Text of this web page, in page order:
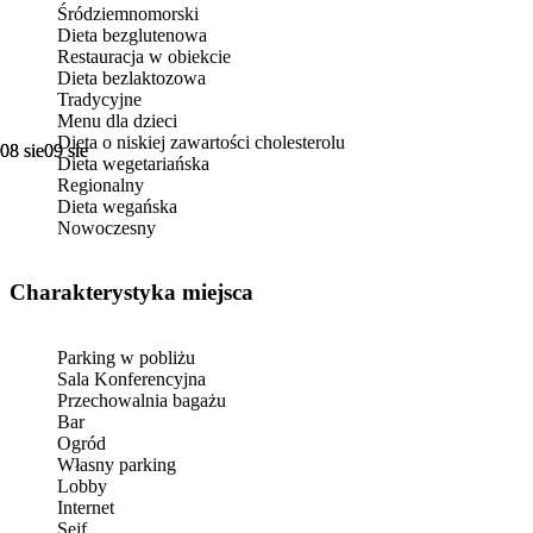
08 sie09 sie
08 sie09 sie
Śródziemnomorski
Dieta bezglutenowa
Restauracja w obiekcie
Dieta bezlaktozowa
Tradycyjne
Menu dla dzieci
Dieta o niskiej zawartości cholesterolu
Dieta wegetariańska
Regionalny
Dieta wegańska
Nowoczesny
Charakterystyka miejsca
Parking w pobliżu
Sala Konferencyjna
Przechowalnia bagażu
Bar
Ogród
Własny parking
Lobby
Internet
Sejf